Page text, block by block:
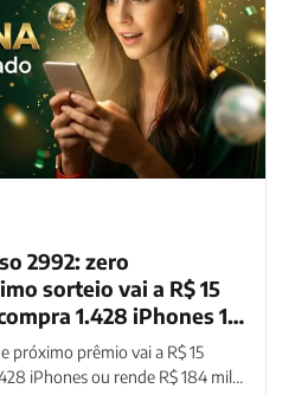
2992: zero
sorteio vai a R$ 15
1.428 iPhones 16
próximo prêmio vai a R$ 15
iPhones ou rende R$ 184 mil